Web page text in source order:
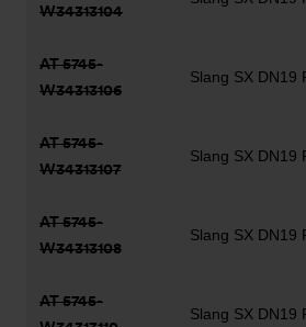
W34313104
AT 5745-
W34313106
Slang SX DN19
AT 5745-
W34313107
Slang SX DN19
AT 5745-
W34313108
Slang SX DN19
AT 5745-
Slang SX DN19